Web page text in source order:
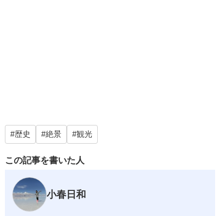
歴史 絶景 観光
この記事を書いた人
小春日和